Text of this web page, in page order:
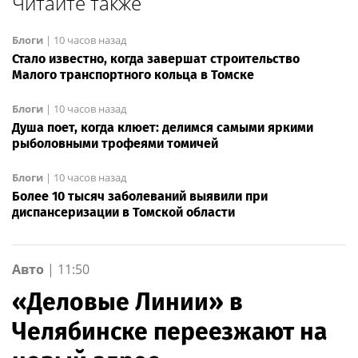
Блоги | 10 часов назад
Стало известно, когда завершат строительство
Малого транспортного кольца в Томске
Блоги | 10 часов назад
Душа поет, когда клюет: делимся самыми яркими
рыболовными трофеями томичей
Блоги | 10 часов назад
Более 10 тысяч заболеваний выявили при
диспансеризации в Томской области
Авто | 11:50
«Деловые Линии» в
Челябинске переезжают на